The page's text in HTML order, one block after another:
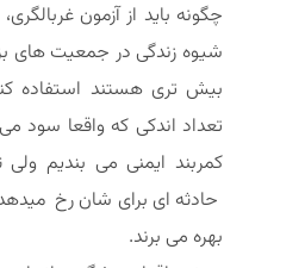
چگونه باید از آزمون
شیوه زندگی در جمعیت های
بیش تری هستند استفاده
تعداد اندکی که واقعا سود
کمربند ایمنی می بندیم ولی
حادثه ای برای شان رخ
بهره می برند.